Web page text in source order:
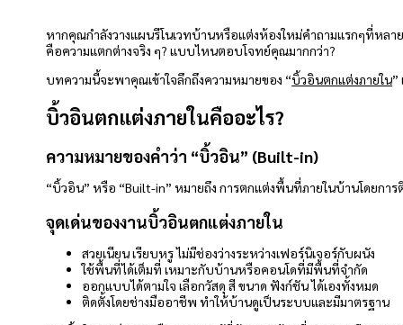
หากคุณกำลังวางแผนรีโนเวทบ้านหรือแต่งห้องใหม่คำถามแรกๆที่หล
คือความแตกต่างจริง ๆ? แบบไหนตอบโจทย์คุณมากกว่า?
บทความนี้จะพาคุณเข้าใจลึกถึงความหมายของ “บิ้วอินตกแต่งภายใน”
บิ้วอินตกแต่งภายในคืออะไร?
ความหมายของคำว่า “บิ้วอิน” (Built-in)
“บิ้วอิน” หรือ “Built-in” หมายถึง การตกแต่งพื้นที่ภายในบ้านโดยกา
จุดเด่นของงานบิ้วอินตกแต่งภายใน
สวยเนียน เรียบหรู ไม่มีช่องว่างระหว่างเฟอร์นิเจอร์กับผนัง
ใช้พื้นที่ได้เต็มที่ เหมาะกับบ้านหรือคอนโดที่มีพื้นที่จำกัด
ออกแบบได้ตามใจ เลือกวัสดุ สี ขนาด ฟังก์ชัน ได้เองทั้งหมด
ติดตั้งโดยช่างมืออาชีพ ทำให้บ้านดูเป็นระบบและมีมาตรฐาน